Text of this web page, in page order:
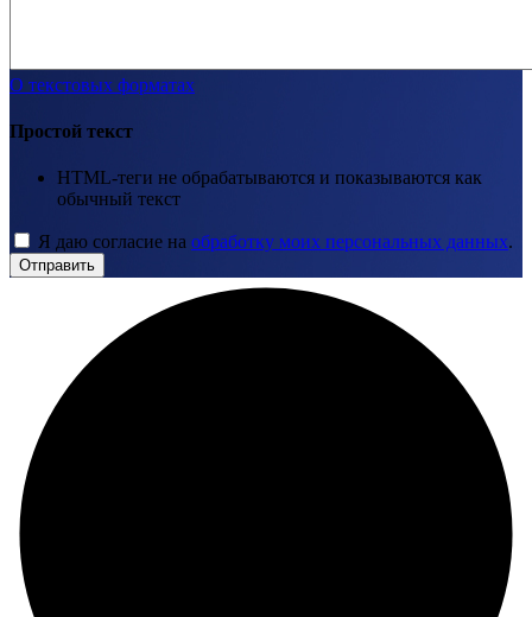
О текстовых форматах
Простой текст
HTML-теги не обрабатываются и показываются как
обычный текст
Я даю согласие на обработку моих персональных данных.
Отправить